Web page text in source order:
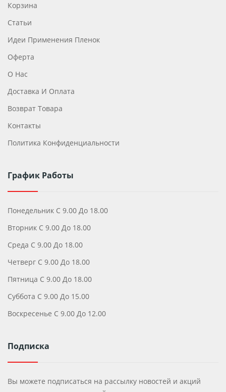
Корзина
Статьи
Идеи Применения Пленок
Оферта
О Нас
Доставка И Оплата
Возврат Товара
Контакты
Политика Конфиденциальности
График Работы
Понедельник С 9.00 До 18.00
Вторник С 9.00 До 18.00
Среда С 9.00 До 18.00
Четверг С 9.00 До 18.00
Пятница С 9.00 До 18.00
Суббота С 9.00 До 15.00
Воскресенье С 9.00 До 12.00
Подписка
Вы можете подписаться на рассылку новостей и акций